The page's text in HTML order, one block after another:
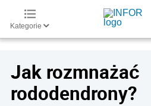
Kategorie
Jak rozmnażać
rododendrony?